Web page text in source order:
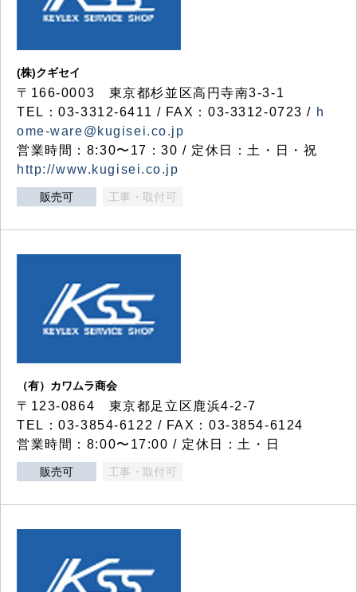
(株)クギセイ
〒166-0003 東京都杉並区高円寺南3-3-1
TEL：03-3312-6411 / FAX：03-3312-0723 / h
ome-ware@kugisei.co.jp
営業時間：8:30〜17：30 / 定休日：土・日・祝
http://www.kugisei.co.jp
販売可 工事・取付可
（有）カワムラ商会
〒123-0864 東京都足立区鹿浜4-2-7
TEL：03-3854-6122 / FAX：03-3854-6124
営業時間：8:00〜17:00 / 定休日：土・日
販売可 工事・取付可